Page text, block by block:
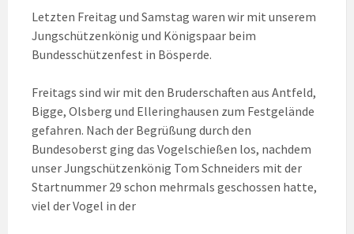
Letzten Freitag und Samstag waren wir mit unserem
Jungschützenkönig und Königspaar beim
Bundesschützenfest in Bösperde.
Freitags sind wir mit den Bruderschaften aus Antfeld,
Bigge, Olsberg und Elleringhausen zum Festgelände
gefahren. Nach der Begrüßung durch den
Bundesoberst ging das Vogelschießen los, nachdem
unser Jungschützenkönig Tom Schneiders mit der
Startnummer 29 schon mehrmals geschossen hatte,
viel der Vogel in der